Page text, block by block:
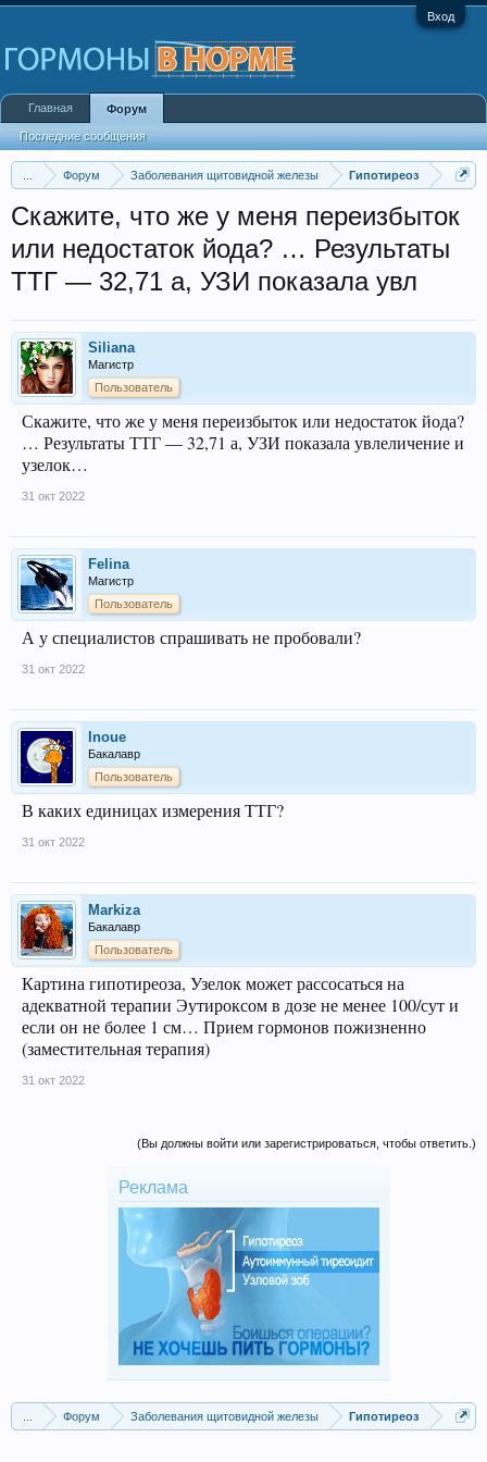
Вход
Форум Заболевания щитовидной железы Гипотиреоз
Скажите, что же у меня переизбыток
или недостаток йода? … Результаты
ТТГ — 32,71 а, УЗИ показала увл
Siliana
Магистр
Пользователь
Скажите, что же у меня переизбыток или недостаток йода?
… Результаты ТТГ — 32,71 а, УЗИ показала увлеличение и
узелок…
31 окт 2022
Felina
Магистр
Пользователь
А у специалистов спрашивать не пробовали?
31 окт 2022
Inoue
Бакалавр
Пользователь
В каких единицах измерения ТТГ?
31 окт 2022
Markiza
Бакалавр
Пользователь
Картина гипотиреоза, Узелок может рассосаться на
адекватной терапии Эутироксом в дозе не менее 100/сут и
если он не более 1 см… Прием гормонов пожизненно
(заместительная терапия)
31 окт 2022
(Вы должны войти или зарегистрироваться, чтобы ответить.)
Реклама
... Форум Заболевания щитовидной железы Гипотиреоз
Главная Форум
Последние сообщения